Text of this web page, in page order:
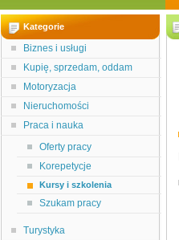
Kategorie
Biznes i usługi
Kupię, sprzedam, oddam
Motoryzacja
Nieruchomości
Praca i nauka
Oferty pracy
Korepetycje
Kursy i szkolenia
Szukam pracy
Turystyka